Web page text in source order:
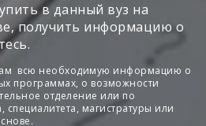
в данный вуз на
получить информацию о
всю необходимую информацию о
программах, о возможности
отделение или по
специалитета, магистратуры или